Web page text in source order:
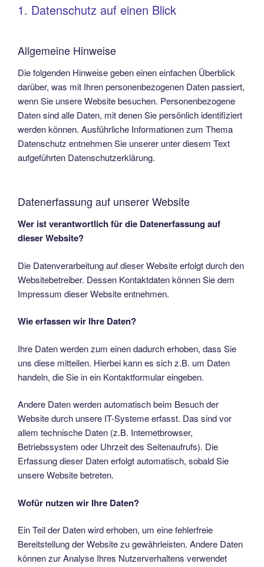
1. Datenschutz auf einen Blick
Allgemeine Hinweise
Die folgenden Hinweise geben einen einfachen Überblick
darüber, was mit Ihren personenbezogenen Daten passiert,
wenn Sie unsere Website besuchen. Personenbezogene
Daten sind alle Daten, mit denen Sie persönlich identifiziert
werden können. Ausführliche Informationen zum Thema
Datenschutz entnehmen Sie unserer unter diesem Text
aufgeführten Datenschutzerklärung.
Datenerfassung auf unserer Website
Wer ist verantwortlich für die Datenerfassung auf
dieser Website?
Die Datenverarbeitung auf dieser Website erfolgt durch den
Websitebetreiber. Dessen Kontaktdaten können Sie dem
Impressum dieser Website entnehmen.
Wie erfassen wir Ihre Daten?
Ihre Daten werden zum einen dadurch erhoben, dass Sie
uns diese mitteilen. Hierbei kann es sich z.B. um Daten
handeln, die Sie in ein Kontaktformular eingeben.
Andere Daten werden automatisch beim Besuch der
Website durch unsere IT-Systeme erfasst. Das sind vor
allem technische Daten (z.B. Internetbrowser,
Betriebssystem oder Uhrzeit des Seitenaufrufs). Die
Erfassung dieser Daten erfolgt automatisch, sobald Sie
unsere Website betreten.
Wofür nutzen wir Ihre Daten?
Ein Teil der Daten wird erhoben, um eine fehlerfreie
Bereitstellung der Website zu gewährleisten. Andere Daten
können zur Analyse Ihres Nutzerverhaltens verwendet